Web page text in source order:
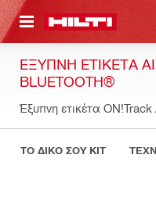
ΕΛΕΓΞΕΙΣ ΤΟ ΠΑΚΕΤΟ ΠΟΥ
ΈΞΥΠΝΗ ΕΤΙΚΈΤΑ AI
BLUETOOTH®
Έξυπνη ετικέτα
ΤΟ ΔΙΚΟ ΣΟΥ KIT